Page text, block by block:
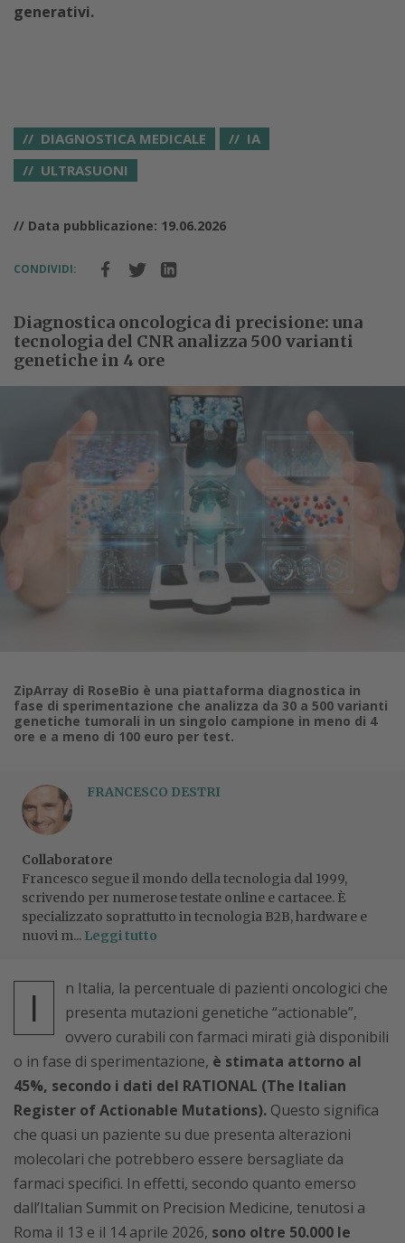
generativi.
DIAGNOSTICA MEDICALE
IA
ULTRASUONI
// Data pubblicazione: 19.06.2026
CONDIVIDI:
Diagnostica oncologica di precisione: una
tecnologia del CNR analizza 500 varianti
genetiche in 4 ore
ZipArray di RoseBio è una piattaforma diagnostica in
fase di sperimentazione che analizza da 30 a 500 varianti
genetiche tumorali in un singolo campione in meno di 4
ore e a meno di 100 euro per test.
FRANCESCO DESTRI
Collaboratore
Francesco segue il mondo della tecnologia dal 1999,
scrivendo per numerose testate online e cartacee. È
specializzato soprattutto in tecnologia B2B, hardware e
nuovi m... Leggi tutto
I
n Italia, la percentuale di pazienti oncologici che
presenta mutazioni genetiche “actionable”,
ovvero curabili con farmaci mirati già disponibili
o in fase di sperimentazione, è stimata attorno al
45%, secondo i dati del RATIONAL (The Italian
Register of Actionable Mutations). Questo significa
che quasi un paziente su due presenta alterazioni
molecolari che potrebbero essere bersagliate da
farmaci specifici. In effetti, secondo quanto emerso
dall’Italian Summit on Precision Medicine, tenutosi a
Roma il 13 e il 14 aprile 2026, sono oltre 50.000 le